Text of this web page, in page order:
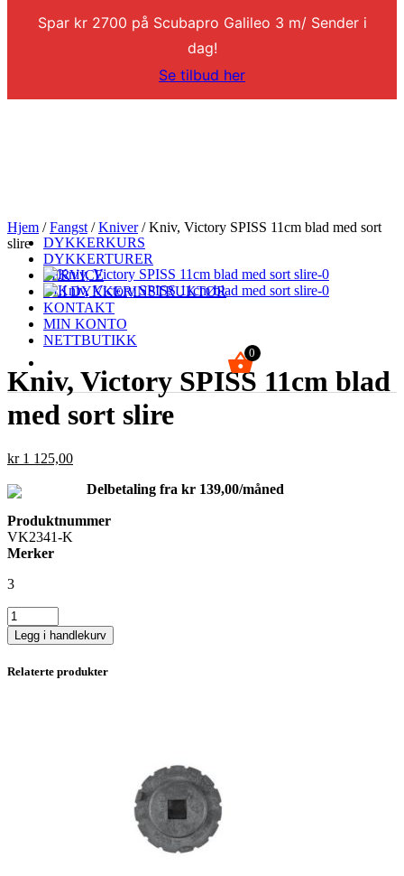
Spar kr 2700 på Scubapro Galileo 3 m/ Sender i
dag!
Se tilbud her
DYKKERKURS
DYKKERTURER
SERVICE
BLI DYKKERINSTRUKTØR
KONTAKT
MIN KONTO
NETTBUTIKK
0
Hjem /Fangst /Kniver/ Kniv, Victory SPISS 11cm blad med sort
slire
Kniv, Victory SPISS 11cm blad
med sort slire
kr1 125,00
Delbetaling fra kr 139,00/måned
Produktnummer
VK2341-K
Merker
3
Kniv,
Victory
SPISS
blad
Legg i handlekurv
Relaterte produkter